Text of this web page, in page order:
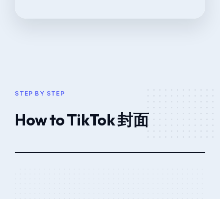
STEP BY STEP
How to TikTok 封面